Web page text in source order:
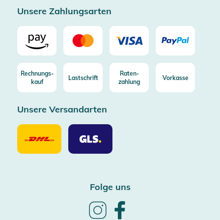
Unsere Zahlungsarten
Rechnungs-
kauf
Lastschrift
Raten-
zahlung
Vorkasse
Unsere Versandarten
Unsere
Versandarten
DHL
Unsere
Versandarten
GLS
Folge uns
Follow